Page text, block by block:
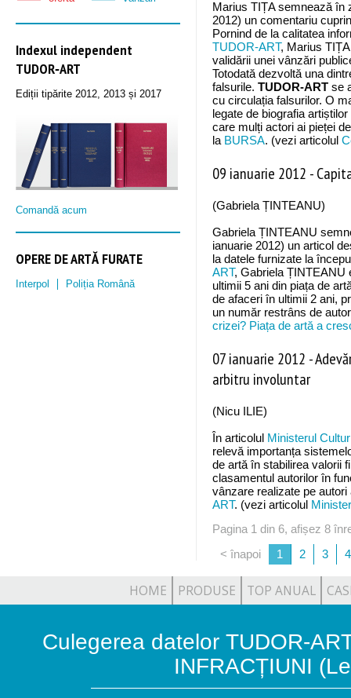
Indexul independent
TUDOR‑ART
Ediții tipărite 2012, 2013 și 2017
Comandă acum
OPERE DE ARTĂ FURATE
Interpol Poliția Română
Marius TIȚA semnează în
2012) un comentariu
Pornind de la calitatea
TUDOR-ART, Marius
validării unei vânzări
Totodată dezvoltă una
falsurile. TUDOR-ART se
cu circulația falsurilor. O
legate de biografia
care mulți actori ai pieței
la BURSA. (vezi articolul
09 ianuarie 2012 -
(Gabriela ȚINTEANU)
Gabriela ȚINTEANU
ianuarie 2012) un articol
la datele furnizate la
ART, Gabriela ȚINTEANU
ultimii 5 ani din piața de
de afaceri în ultimii 2 ani,
un număr restrâns de
crizei? Piața de artă a
07 ianuarie 2012 -
arbitru involuntar
(Nicu ILIE)
În articolul Ministerul
relevă importanța
de artă în stabilirea valorii
clasamentul autorilor în
vânzare realizate pe
ART. (vezi articolul
Pagina 1 din 6, afișez 8
< înapoi
1 2 3 4
HOME PRODUSE TOP ANUAL
Culegerea datelor TUDOR-
INFRACȚIUNI